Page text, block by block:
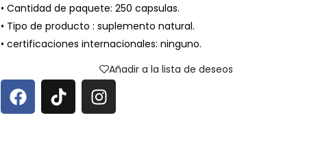
• Cantidad de paquete: 250 capsulas.
• Tipo de producto : suplemento natural.
• certificaciones internacionales: ninguno.
Añadir a la lista de deseos